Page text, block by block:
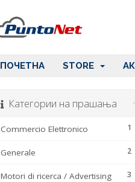
ПОЧЕТНА STORE
Категории на прашања
1
Commercio Elettronico
2
Generale
3
Motori di ricerca / Advertising